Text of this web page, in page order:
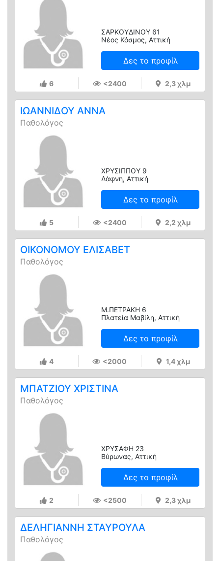
ΣΑΡΚΟΥΔΙΝΟΥ 61
Νέος Κόσμος, Αττική
Δες το προφίλ
6 <2400 2,3 χλμ
ΙΩΑΝΝΙΔΟΥ ΑΝΝΑ
Παθολόγος
ΧΡΥΣΙΠΠΟΥ 9
Δάφνη, Αττική
Δες το προφίλ
5 <2400 2,2 χλμ
ΟΙΚΟΝΟΜΟΥ ΕΛΙΣΑΒΕΤ
Παθολόγος
Μ.ΠΕΤΡΑΚΗ 6
Πλατεία Μαβίλη, Αττική
Δες το προφίλ
4 <2000 1,4 χλμ
ΜΠΑΤΖΙΟΥ ΧΡΙΣΤΙΝΑ
Παθολόγος
ΧΡΥΣΑΦΗ 23
Βύρωνας, Αττική
Δες το προφίλ
2 <2500 2,3 χλμ
ΔΕΛΗΓΙΑΝΝΗ ΣΤΑΥΡΟΥΛΑ
Παθολόγος